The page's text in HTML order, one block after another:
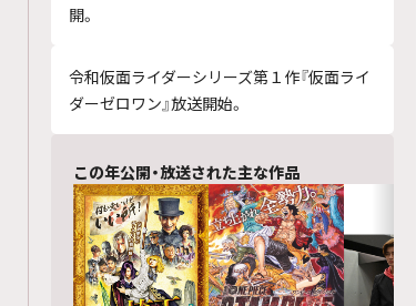
開。
令和仮面ライダーシリーズ第１作『仮面ライ
ダーゼロワン』放送開始。
この年公開・放送された主な作品